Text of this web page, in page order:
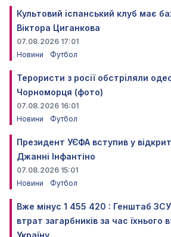
Культовий іспанський клуб має
Віктора Циганкова
07.08.2026 17:01
Новини
Футбол
Терористи з росії обстріляли
Чорноморця (фото)
07.08.2026 16:01
Новини
Футбол
Президент УЄФА вступив у
Джанні Інфантіно
07.08.2026 15:01
Новини
Футбол
Вже мінус 1 455 420 : Генштаб ЗСУ
втрат загарбників за час їхнього
Україну